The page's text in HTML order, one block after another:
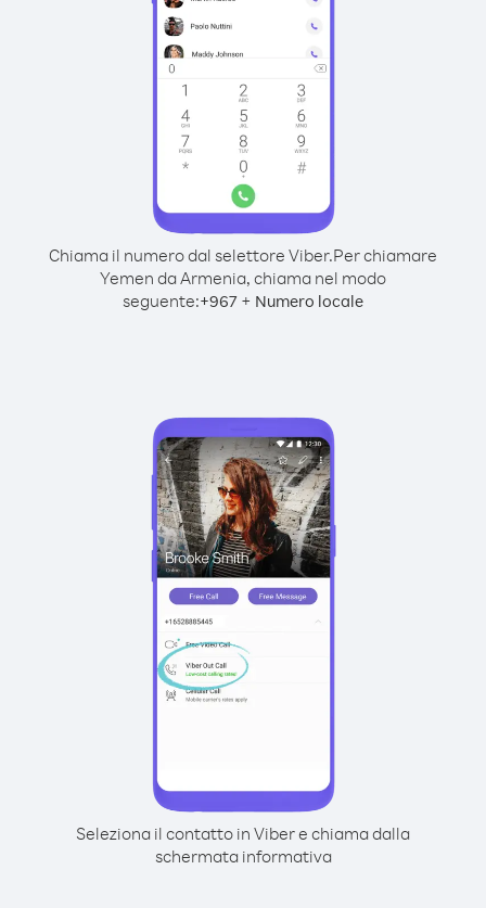
Chiama il numero dal selettore Viber.Per chiamare
Yemen da Armenia, chiama nel modo
seguente:+967 + Numero locale
Seleziona il contatto in Viber e chiama dalla
schermata informativa